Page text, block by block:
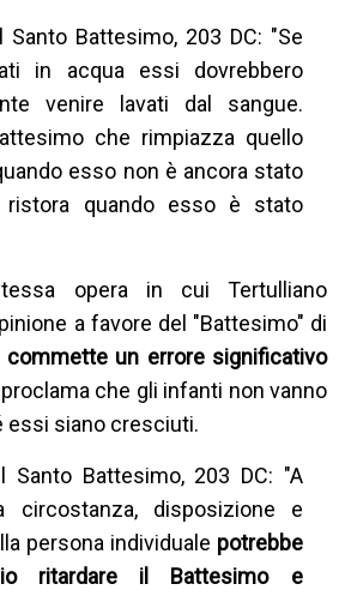
Santo Battesimo, 203 DC: "Se
in acqua essi dovrebbero
venire lavati dal sangue.
che rimpiazza quello
esso non è ancora stato
quando esso è stato
opera in cui Tertulliano
a favore del "Battesimo" di
commette un errore significativo
che gli infanti non vanno
essi siano cresciuti.
Santo Battesimo, 203 DC: "A
circostanza, disposizione e
persona individuale potrebbe
ritardare il Battesimo e